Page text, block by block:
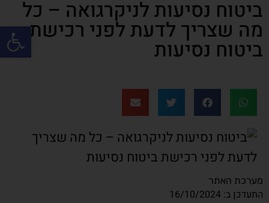
ביטוח נסיעות לניקרגואה – כל
מה שצריך לדעת לפני רכישת
ביטוח נסיעות
מערכת האתר
התעדכן ב: 16/10/2024
פתח